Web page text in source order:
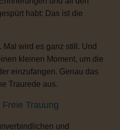
habt: Das ist die
Mal wird es ganz still. Und
kleinen Moment, um die
einzufangen. Genau das
Traurede aus.
Trauung
und